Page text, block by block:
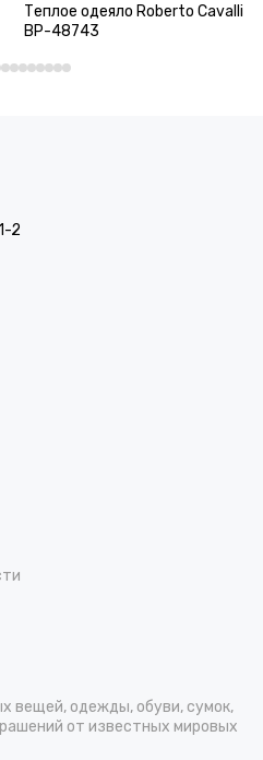
Теплое одеяло Roberto Cavalli
BP-48743
2
вещей, одежды, обуви, сумок,
от известных мировых